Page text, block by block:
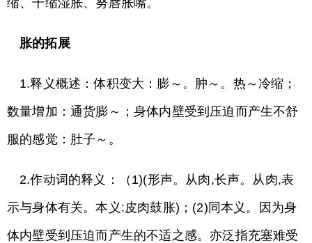
缩、干缩湿胀、努唇胀嘴。
胀的拓展
1.释义概述：体积变大：膨～。肿～。热～冷缩；
数量增加：通货膨～；身体内壁受到压迫而产生不舒
服的感觉：肚子～。
2.作动词的释义：（1)(形声。从肉,长声。从肉,表
示与身体有关。本义:皮肉鼓胀)；(2)同本义。因为身
体内壁受到压迫而产生的不适之感。亦泛指充塞难受